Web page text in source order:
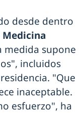
desde dentro
medida supone
incluidos
"Que
inaceptable.
esfuerzo", ha